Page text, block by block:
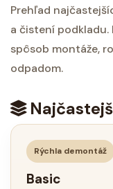
Prehľad
a čistení
spôsob montáže,
odpadom.
Rýchla demontáž
Basic